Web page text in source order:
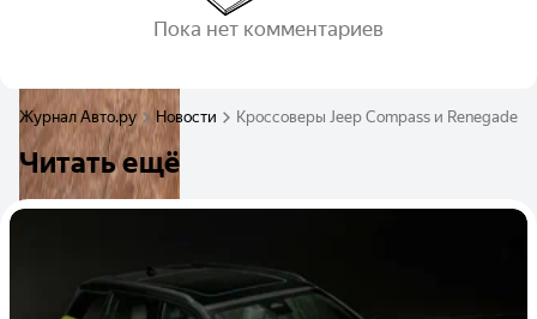
Пока нет комментариев
Журнал Авто.ру Новости Кроссоверы Jeep Compass и Renegade
Читать ещё